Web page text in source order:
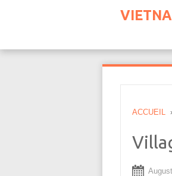
ACCUEIL»